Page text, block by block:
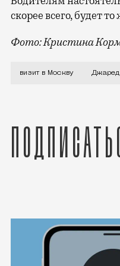
скорее всего, будет
Фото: Кристина
Политическая
визит в Москву